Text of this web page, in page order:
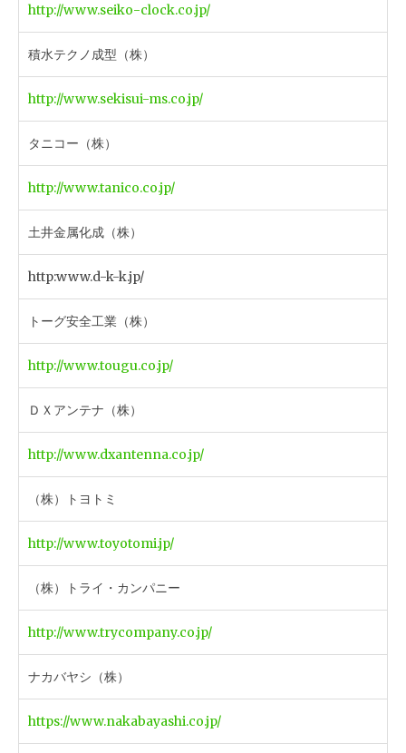
http://www.seiko-clock.co.jp/
積水テクノ成型（株）
http://www.sekisui-ms.co.jp/
タニコー（株）
http://www.tanico.co.jp/
土井金属化成（株）
http:www.d-k-k.jp/
トーグ安全工業（株）
http://www.tougu.co.jp/
ＤＸアンテナ（株）
http://www.dxantenna.co.jp/
（株）トヨトミ
http://www.toyotomi.jp/
（株）トライ・カンパニー
http://www.trycompany.co.jp/
ナカバヤシ（株）
https://www.nakabayashi.co.jp/